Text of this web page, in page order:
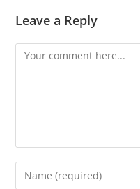
Leave a Reply